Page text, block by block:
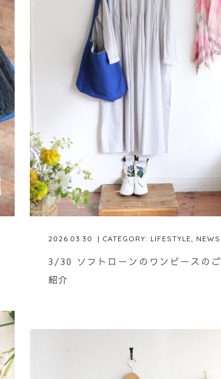
2026.03.30 | CATEGORY: LIFESTYLE, NEWS
3/30 ソフトローンのワンピースのご
紹介